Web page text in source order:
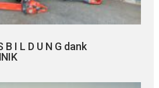
I L D U N G dank